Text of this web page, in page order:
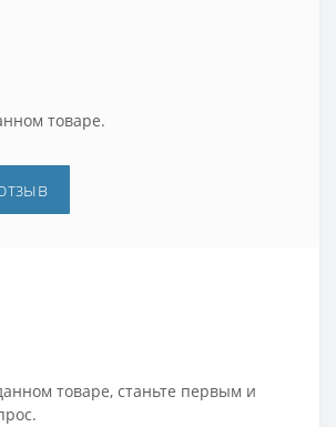
товаре.
товаре, станьте первым и